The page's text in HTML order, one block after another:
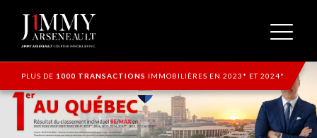
PLUS DE 1000 TRANSACTIONS IMMOBILIÈRES EN 2023* ET 2024*